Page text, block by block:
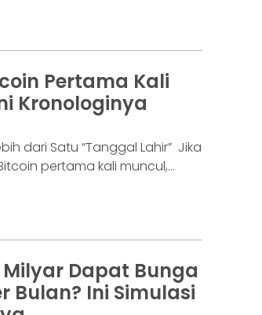
yang kita kenal sebagai
masalah segelintir orang.
OJK dari dataindonesia.id,
di industri fintech tercatat
Januari
Pertama Kali
Kronologinya
dari Satu “Tanggal Lahir” Jika
pertama kali muncul,
2009. Keduanya tidak
Bitcoin pertama kali
sebuah konsep melalui
diumumkan oleh Satoshi
Oktober 2008. Namun,
Milyar Dapat Bunga
Bulan? Ini Simulasi